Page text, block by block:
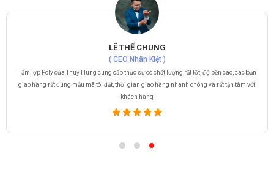
LÊ THẾ CHUNG
( CEO Nhân Kiệt )
Tấm lợp Poly của Thuỷ Hùng cung cấp thực sự có chất lượng rất tốt, độ bền cao, các bạn
giao hàng rất đúng mẫu mã tôi đặt, thời gian giao hàng nhanh chóng và rất tận tâm với
khách hàng